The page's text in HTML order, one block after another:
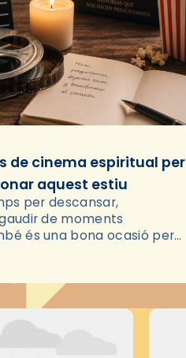
de cinema espiritual per
aquest estiu
per descansar,
de moments
és una bona ocasió per
una bona història i, a